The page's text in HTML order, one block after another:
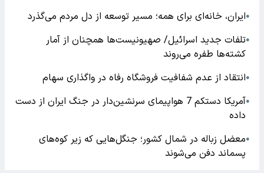
●ایران، خانه‌ای برای همه؛ مسیر توسعه از دل مردم می‌گذرد
●تلفات جدید اسرائیل/ صهیونیست‌ها همچنان از آمار
کشته‌ها طفره می‌روند
●انتقاد از عدم شفافیت فروشگاه رفاه در واگذاری سهام
●
آمریکا دستکم 7 هواپیمای سرنشین‌دار در جنگ ایران از دست
داده
●معضل زباله در شمال کشور؛ جنگل‌هایی که زیر کوه‌های
پسماند دفن می‌شوند